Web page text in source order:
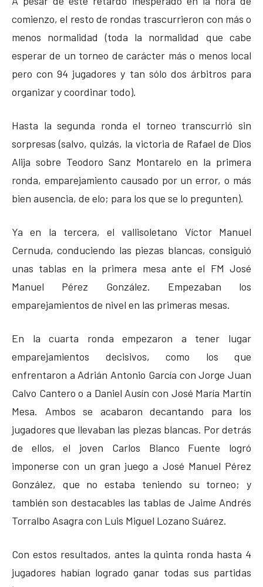
comienzo, el resto de rondas trascurrieron con más o
menos normalidad (toda la normalidad que cabe
esperar de un torneo de carácter más o menos local
pero con 94 jugadores y tan sólo dos árbitros para
organizar y coordinar todo).
Hasta la segunda ronda el torneo transcurrió sin
sorpresas (salvo, quizás, la victoria de Rafael de Dios
Alija sobre Teodoro Sanz Montarelo en la primera
ronda, emparejamiento causado por un error, o más
bien ausencia, de elo; para los que se lo pregunten).
Ya en la tercera, el vallisoletano Víctor Manuel
Cernuda, conduciendo las piezas blancas, consiguió
unas tablas en la primera mesa ante el FM José
Manuel Pérez González. Empezaban los
emparejamientos de nivel en las primeras mesas.
En la cuarta ronda empezaron a tener lugar
emparejamientos decisivos, como los que
enfrentaron a Adrián Antonio García con Jorge Juan
Calvo Cantero o a Daniel Ausín con José María Martín
Mesa. Ambos se acabaron decantando para los
jugadores que llevaban las piezas blancas. Por detrás
de ellos, el joven Carlos Blanco Fuente logró
imponerse con un gran juego a José Manuel Pérez
González, que no estaba teniendo su torneo; y
también son destacables las tablas de Jaime Andrés
Torralbo Asagra con Luis Miguel Lozano Suárez.
Con estos resultados, antes la quinta ronda hasta 4
jugadores habían logrado ganar todas sus partidas